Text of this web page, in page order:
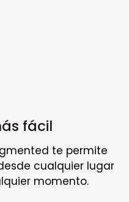
fácil
te permite
cualquier lugar
momento.